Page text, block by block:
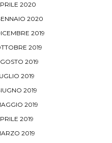
2020
2020
2019
2019
2019
2019
2019
2019
2019
2019